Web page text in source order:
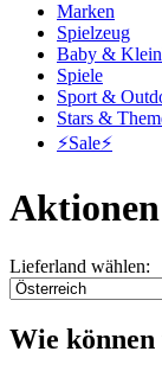
Marken
Spielzeug
Baby &
Spiele
Sport &
Stars &
⚡️Sale⚡️
Lieferland wählen:
Wie